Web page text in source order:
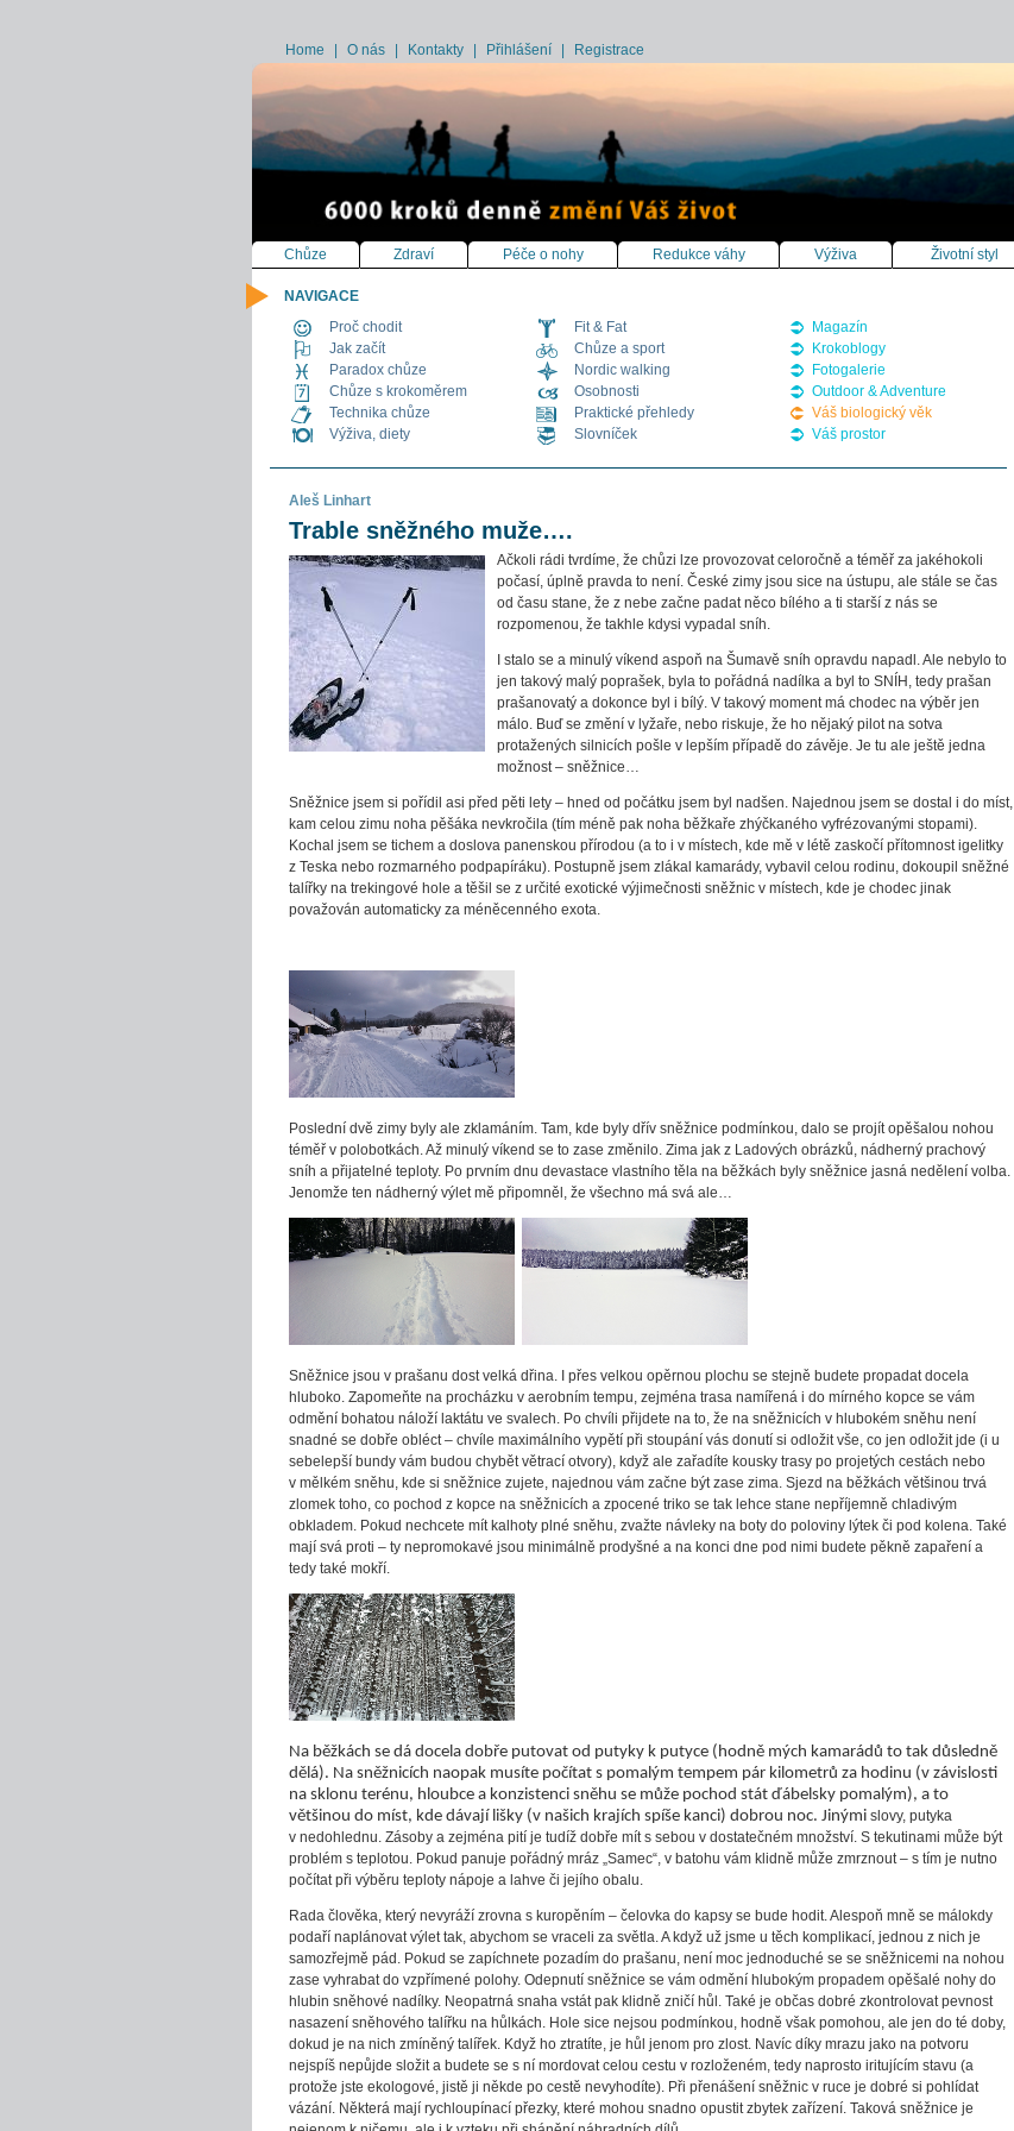
Home O nás Kontakty Přihlášení Registrace
NAVIGACE
Proč chodit
Fit & Fat
Jak začít
Chůze a sport
Paradox chůze
Nordic walking
Chůze s krokoměrem
Osobnosti
Technika chůze
Praktické přehledy
Výživa, diety
Slovníček
Magazín
Krokoblogy
Fotogalerie
Outdoor & Adventure
Váš biologický věk
Váš prostor
Aleš Linhart
Trable sněžného muže….
Ačkoli rádi tvrdíme, že chůzi lze provozovat celoročně a téměř za jakéhokoli
počasí, úplně pravda to není. České zimy jsou sice na ústupu, ale stále se čas
od času stane, že z nebe začne padat něco bílého a ti starší z nás se
rozpomenou, že takhle kdysi vypadal sníh.
I stalo se a minulý víkend aspoň na Šumavě sníh opravdu napadl. Ale nebylo to
jen takový malý poprašek, byla to pořádná nadílka a byl to SNÍH, tedy prašan
prašanovatý a dokonce byl i bílý. V takový moment má chodec na výběr jen
málo. Buď se změní v lyžaře, nebo riskuje, že ho nějaký pilot na sotva
protažených silnicích pošle v lepším případě do závěje. Je tu ale ještě jedna
možnost – sněžnice…
Sněžnice jsem si pořídil asi před pěti lety – hned od počátku jsem byl nadšen. Najednou jsem se dostal i do míst,
kam celou zimu noha pěšáka nevkročila (tím méně pak noha běžkaře zhýčkaného vyfrézovanými stopami).
Kochal jsem se tichem a doslova panenskou přírodou (a to i v místech, kde mě v létě zaskočí přítomnost igelitky
z Teska nebo rozmarného podpapíráku). Postupně jsem zlákal kamarády, vybavil celou rodinu, dokoupil sněžné
talířky na trekingové hole a těšil se z určité exotické výjimečnosti sněžnic v místech, kde je chodec jinak
považován automaticky za méněcenného exota.
Poslední dvě zimy byly ale zklamáním. Tam, kde byly dřív sněžnice podmínkou, dalo se projít opěšalou nohou
téměř v polobotkách. Až minulý víkend se to zase změnilo. Zima jak z Ladových obrázků, nádherný prachový
sníh a přijatelné teploty. Po prvním dnu devastace vlastního těla na běžkách byly sněžnice jasná nedělení volba.
Jenomže ten nádherný výlet mě připomněl, že všechno má svá ale…
Sněžnice jsou v prašanu dost velká dřina. I přes velkou opěrnou plochu se stejně budete propadat docela
hluboko. Zapomeňte na procházku v aerobním tempu, zejména trasa namířená i do mírného kopce se vám
odmění bohatou náloží laktátu ve svalech. Po chvíli přijdete na to, že na sněžnicích v hlubokém sněhu není
snadné se dobře obléct – chvíle maximálního vypětí při stoupání vás donutí si odložit vše, co jen odložit jde (i u
sebelepší bundy vám budou chybět větrací otvory), když ale zařadíte kousky trasy po projetých cestách nebo
v mělkém sněhu, kde si sněžnice zujete, najednou vám začne být zase zima. Sjezd na běžkách většinou trvá
zlomek toho, co pochod z kopce na sněžnicích a zpocené triko se tak lehce stane nepříjemně chladivým
obkladem. Pokud nechcete mít kalhoty plné sněhu, zvažte návleky na boty do poloviny lýtek či pod kolena. Také
mají svá proti – ty nepromokavé jsou minimálně prodyšné a na konci dne pod nimi budete pěkně zapaření a
tedy také mokří.
Na běžkách se dá docela dobře putovat od putyky k putyce (hodně mých kamarádů to tak důsledně
dělá). Na sněžnicích naopak musíte počítat s pomalým tempem pár kilometrů za hodinu (v závislosti
na sklonu terénu, hloubce a konzistenci sněhu se může pochod stát ďábelsky pomalým), a to
většinou do míst, kde dávají lišky (v našich krajích spíše kanci) dobrou noc. Jinými slovy, putyka
v nedohlednu. Zásoby a zejména pití je tudíž dobře mít s sebou v dostatečném množství. S tekutinami může být
problém s teplotou. Pokud panuje pořádný mráz „Samec“, v batohu vám klidně může zmrznout – s tím je nutno
počítat při výběru teploty nápoje a lahve či jejího obalu.
Rada člověka, který nevyráží zrovna s kuropěním – čelovka do kapsy se bude hodit. Alespoň mně se málokdy
podaří naplánovat výlet tak, abychom se vraceli za světla. A když už jsme u těch komplikací, jednou z nich je
samozřejmě pád. Pokud se zapíchnete pozadím do prašanu, není moc jednoduché se se sněžnicemi na nohou
zase vyhrabat do vzpřímené polohy. Odepnutí sněžnice se vám odmění hlubokým propadem opěšalé nohy do
hlubin sněhové nadílky. Neopatrná snaha vstát pak klidně zničí hůl. Také je občas dobré zkontrolovat pevnost
nasazení sněhového talířku na hůlkách. Hole sice nejsou podmínkou, hodně však pomohou, ale jen do té doby,
dokud je na nich zmíněný talířek. Když ho ztratíte, je hůl jenom pro zlost. Navíc díky mrazu jako na potvoru
nejspíš nepůjde složit a budete se s ní mordovat celou cestu v rozloženém, tedy naprosto iritujícím stavu (a
protože jste ekologové, jistě ji někde po cestě nevyhodíte). Při přenášení sněžnic v ruce je dobré si pohlídat
vázání. Některá mají rychloupínací přezky, které mohou snadno opustit zbytek zařízení. Taková sněžnice je
Chůze Zdraví Péče o nohy Redukce váhy Výživa Životní styl